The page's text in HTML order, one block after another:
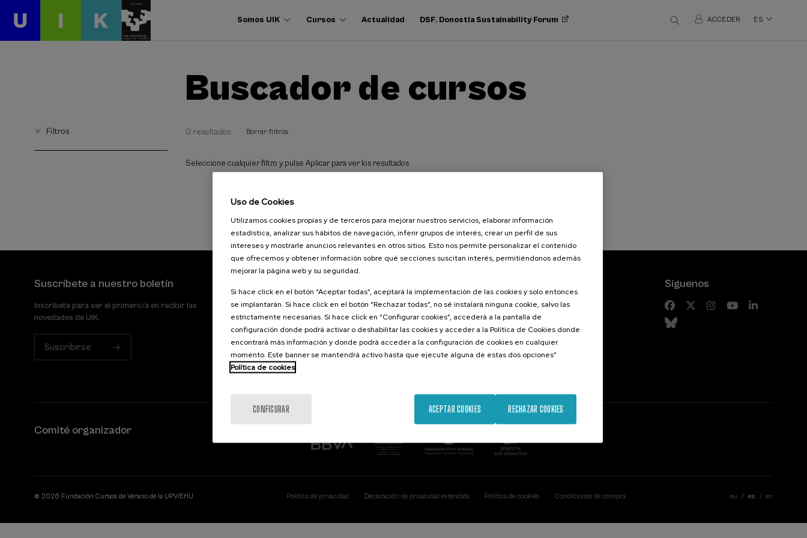
Somos UIK Cursos Actualidad DSF. Donostia Sustainability Forum ACCEDER ES
Buscador de cursos
Filtros 0 resultados Borrar filtros
Seleccione cualquier filtro y pulse Aplicar para ver los resultados
Suscríbete a nuestro boletín
Inscríbete para ser el primero/a en recibir las
novedades de UIK.
Suscribirse
Palacio Miramar
Paseo de Miraconcha, 48
20007 Donostia / San Sebastián
Gipuzkoa, Spain
Contacta con nosotros
Actividades anteriores
Síguenos
Comité organizador
© 2026 Fundación Cursos de Verano de la UPV/EHU Política de privacidad Declaración de privacidad extendida Política de cookies Condiciones de compra eu es en
Uso de Cookies
Utilizamos cookies propias y de terceros para mejorar nuestros servicios, elaborar información
estadística, analizar sus hábitos de navegación, inferir grupos de interés, crear un perfil de sus
intereses y mostrarle anuncios relevantes en otros sitios. Esto nos permite personalizar el contenido
que ofrecemos y obtener información sobre qué secciones suscitan interés, permitiéndonos además
mejorar la página web y su seguridad.
Si hace click en el botón “Aceptar todas”, aceptará la implementación de las cookies y solo entonces
se implantarán. Si hace click en el botón “Rechazar todas”, no sé instalará ninguna cookie, salvo las
estrictamente necesarias. Si hace click en “Configurar cookies”, accederá a la pantalla de
configuración donde podrá activar o deshabilitar las cookies y acceder a la Política de Cookies donde
encontrará más información y donde podrá acceder a la configuración de cookies en cualquier
momento. Este banner se mantendrá activo hasta que ejecute alguna de estas dos opciones”
Política de cookies
CONFIGURAR RECHAZAR COOKIES
ACEPTAR COOKIES